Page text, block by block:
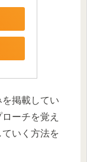
掲載してい
ーチを覚え
いく方法を